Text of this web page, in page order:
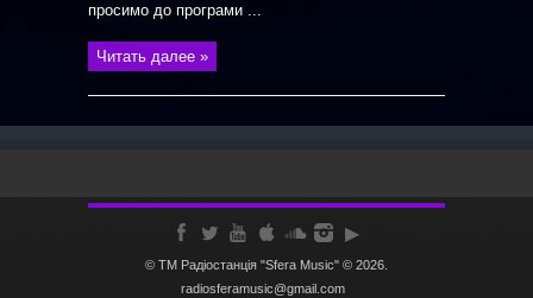
просимо до програми ...
Читать далее »
© ТМ Радiостанцiя "Sfera Music" © 2026.
radiosferamusic@gmail.com